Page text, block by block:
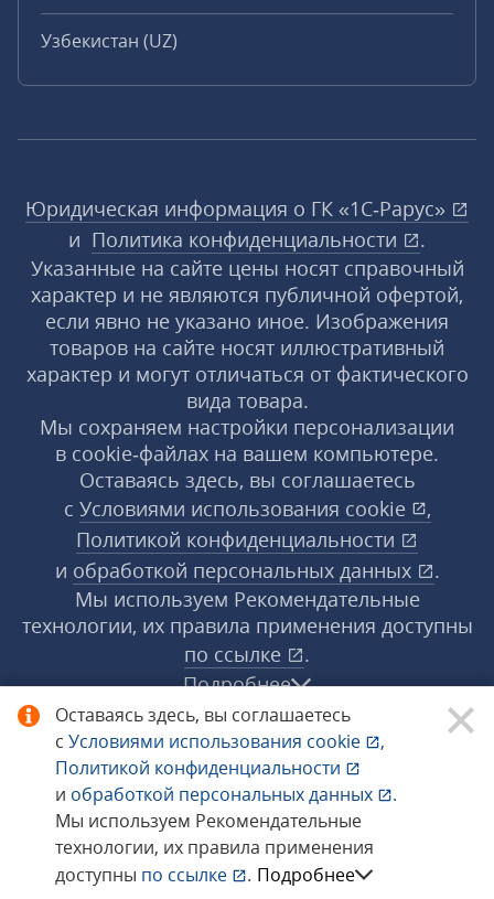
Оставаясь здесь, вы соглашаетесь
с Условиями использования cookie
,
Политикой конфиденциальности
и обработкой персональных данных
.
Мы используем Рекомендательные
технологии, их правила применения
доступны по ссылке . Подробнее
Узбекистан (UZ)
Юридическая информация о ГК «1С‑Рарус»
и Политика конфиденциальности
.
Указанные на сайте цены носят справочный
характер и не являются публичной офертой,
если явно не указано иное. Изображения
товаров на сайте носят иллюстративный
характер и могут отличаться от фактического
вида товара.
Мы сохраняем настройки персонализации
в cookie‑файлах на вашем компьютере.
Оставаясь здесь, вы соглашаетесь
с Условиями использования cookie
,
Политикой конфиденциальности
и обработкой персональных данных
.
Мы используем Рекомендательные
технологии, их правила применения доступны
по ссылке
.
Подробнее
© 1998−2026 «1С‑Рарус» ®. Все права
защищены.
Сообщить об ошибке